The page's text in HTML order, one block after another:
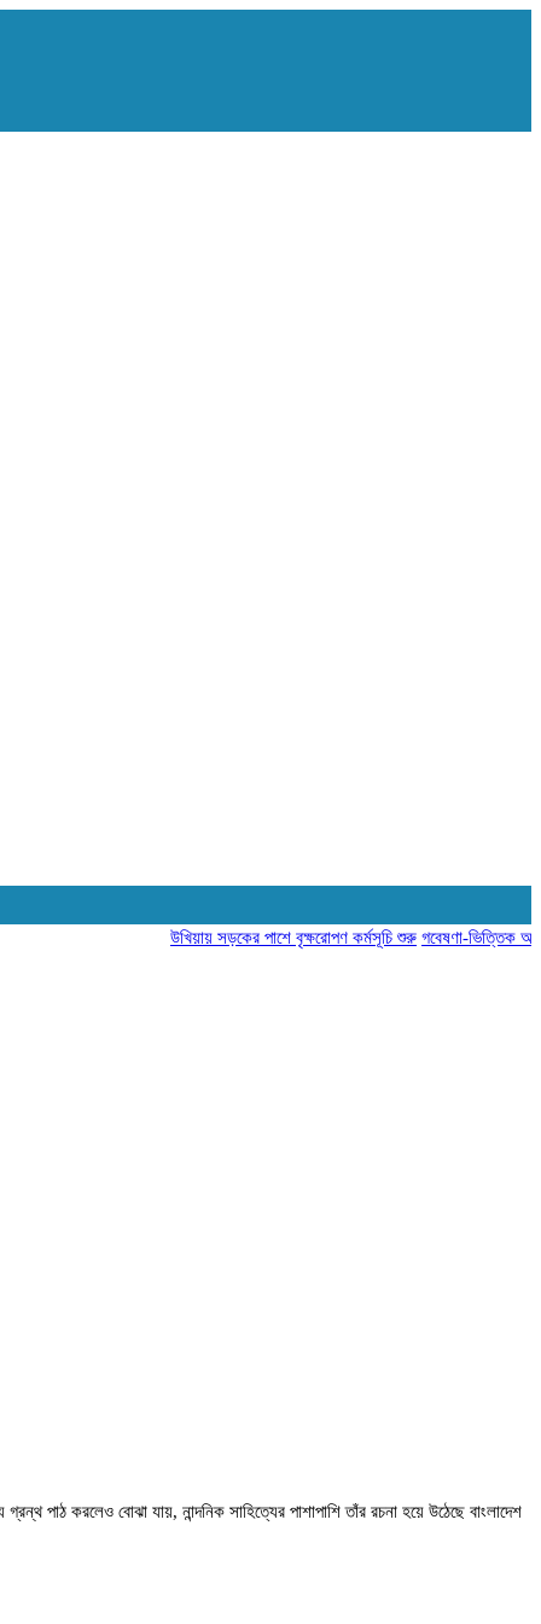
উখিয়ায় সড়কের পাশে বৃক্ষরোপণ কর্মসূচি শুরু গবেষণা-ভিত্তিক আচরণ
পাঠ করলেও বোঝা যায়, নান্দনিক সাহিত্যের পাশাপাশি তাঁর রচনা হয়ে উঠেছে বাংলাদেশ